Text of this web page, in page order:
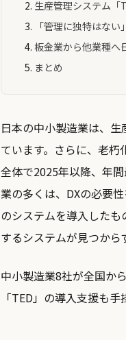
生産管理システム「
「管理に独特はな
板金業から他業種へ
まとめ
日本の中小製造業は、
ています。さらに、老
全体で2025年以降、年
業の多くは、DXの必要
のシステムを導入した
するシステムが見つから
中小製造業8社が全国か
「TED」の導入支援も